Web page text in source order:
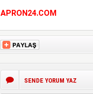
APRON24.COM
SENDE YORUM YAZ